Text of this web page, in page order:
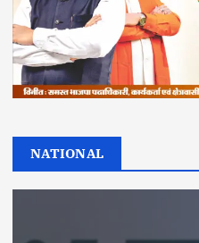
NATIONAL